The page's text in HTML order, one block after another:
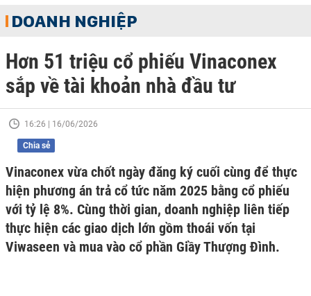
DOANH NGHIỆP
Hơn 51 triệu cổ phiếu Vinaconex
sắp về tài khoản nhà đầu tư
16:26 | 16/06/2026
Chia sẻ
Vinaconex vừa chốt ngày đăng ký cuối cùng để thực
hiện phương án trả cổ tức năm 2025 bằng cổ phiếu
với tỷ lệ 8%. Cùng thời gian, doanh nghiệp liên tiếp
thực hiện các giao dịch lớn gồm thoái vốn tại
Viwaseen và mua vào cổ phần Giầy Thượng Đình.